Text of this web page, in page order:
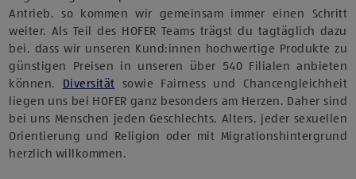
Antrieb, so kommen wir gemeinsam immer einen Schritt
weiter. Als Teil des HOFER Teams trägst du tagtäglich dazu
bei, dass wir unseren Kund:innen hochwertige Produkte zu
günstigen Preisen in unseren über 540 Filialen anbieten
können. Diversität sowie Fairness und Chancengleichheit
liegen uns bei HOFER ganz besonders am Herzen. Daher sind
bei uns Menschen jeden Geschlechts, Alters, jeder sexuellen
Orientierung und Religion oder mit Migrationshintergrund
herzlich willkommen.